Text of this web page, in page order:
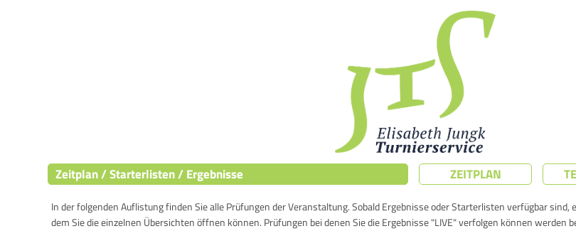
Zeitplan / Starterlisten / Ergebnisse ZEITPLAN
In der folgenden Auflistung finden Sie alle Prüfungen der Veranstaltung. Sobald Ergebnisse oder Starterlisten verfügbar
dem Sie die einzelnen Übersichten öffnen können. Prüfungen bei denen Sie die Ergebnisse "LIVE" verfolgen können werden